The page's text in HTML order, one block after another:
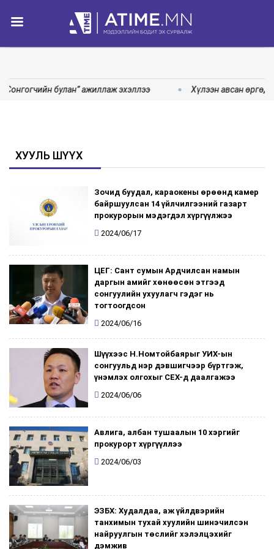
булан” ажиллаж эхэллээ Хүлээн авсан
ХУУЛЬ ШҮҮХ
Зочид буудал, караокены өрөөнд камер
байршуулсан 14 үйлчилгээний газарт
прокурорын мэдэгдэл хүргүүлжээ
2024/06/17
ЦЕГ: Сант сумын Ардчилсан намын
даргын амийг хөнөөсөн этгээд
сонгуулийн ухуулагч гэдэг нь
тогтоогдсон
2024/06/16
Шүүхээс Н.Номтойбаярыг УИХ-ын
сонгуульд нэр дэвшигчээр бүртгэж,
үнэмлэх олгохыг СЕХ-д даалгажээ
2024/06/06
Авлига, албан тушаалын 10 хэргийг
прокурорт хүргүүллээ
2024/06/03
ЭЗБХ: Худалдаа, аж үйлдвэрийн
танхимын тухай хуулийн шинэчилсэн
найруулгын төслийг хэлэлцэхийг
дэмжив